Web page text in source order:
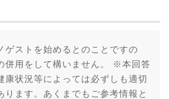
ゲストを始めるとのことですの
併用をして構いません。 ※本回答
康状況等によっては必ずしも適切
ります。あくまでもご参考情報と